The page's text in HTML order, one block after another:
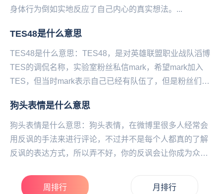
身体行为倒如实地反应了自己内心的真实想法。...
TES48是什么意思
TES48是什么意思：TES48，是对英雄联盟职业战队滔博
TES的调侃名称，实验室粉丝私信mark，希望mark加入
TES，但当时mark表示自己已经有队伍了，但是粉丝们都
狗头表情是什么意思
狗头表情是什么意思：狗头表情，在微博里很多人经常会
用反讽的手法来进行评论，不过并不是每个人都真的了解
反讽的表达方式，所以弄不好，你的反讽会让你成为众矢
法，...
周排行 月排行